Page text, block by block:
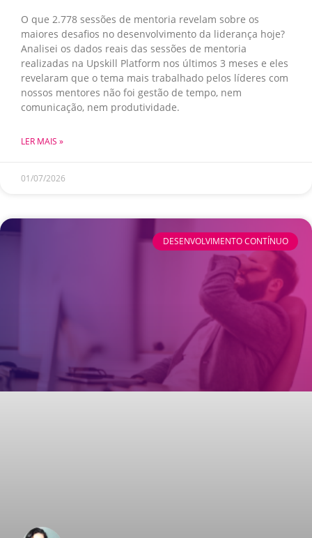
O que 2.778 sessões de mentoria revelam sobre os
maiores desafios no desenvolvimento da liderança hoje?
Analisei os dados reais das sessões de mentoria
realizadas na Upskill Platform nos últimos 3 meses e eles
revelaram que o tema mais trabalhado pelos líderes com
nossos mentores não foi gestão de tempo, nem
comunicação, nem produtividade.
LER MAIS »
01/07/2026
DESENVOLVIMENTO CONTÍNUO